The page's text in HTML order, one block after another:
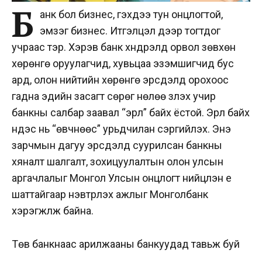
Б
анк бол бизнес, гэхдээ тун онцлогтой,
эмзэг бизнес. Итгэлцэл дээр тогтдог
учраас тэр. Хэрэв банк хүндрэлд орвол зөвхөн
хөрөнгө оруулагчид, хувьцаа эзэмшигчид бус
ард, олон нийтийн хөрөнгө эрсдэлд орохоос
гадна эдийн засагт сөрөг нөлөө үзүүлэх учир
банкны салбар заавал “эрүүл” байх ёстой. Эрүүл байх
үндэс нь “өвчнөөс” урьдчилан сэргийлэх. Энэ
зарчмын дагуу эрсдэлд суурилсан банкны
хяналт шалгалт, зохицуулалтын олон улсын
аргачлалыг Монгол Улсын онцлогт нийцүүлэн үе
шаттайгаар нэвтрүүлэх ажлыг Монголбанк
хэрэгжүүлж байна.
Төв банкнаас арилжааны банкуудад тавьж буй